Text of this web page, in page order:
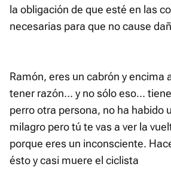
la obligación de que esté en las
necesarias para que no cause
Ramón, eres un cabrón y encima
tener razón... y no sólo eso...
perro otra persona, no ha habido
milagro pero tú te vas a ver la
porque eres un inconsciente.
ésto y casi muere el ciclista